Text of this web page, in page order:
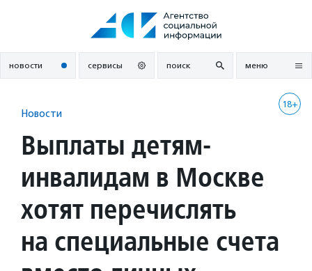
новости сервисы поиск меню
18+
Новости
Выплаты детям-
инвалидам в Москве
хотят перечислять
на специальные счета